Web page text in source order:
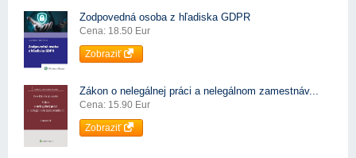
Zodpovedná osoba z hľadiska GDPR
Cena: 18.50 Eur
Zobraziť
Zákon o nelegálnej práci a nelegálnom zamestnáv...
Cena: 15.90 Eur
Zobraziť